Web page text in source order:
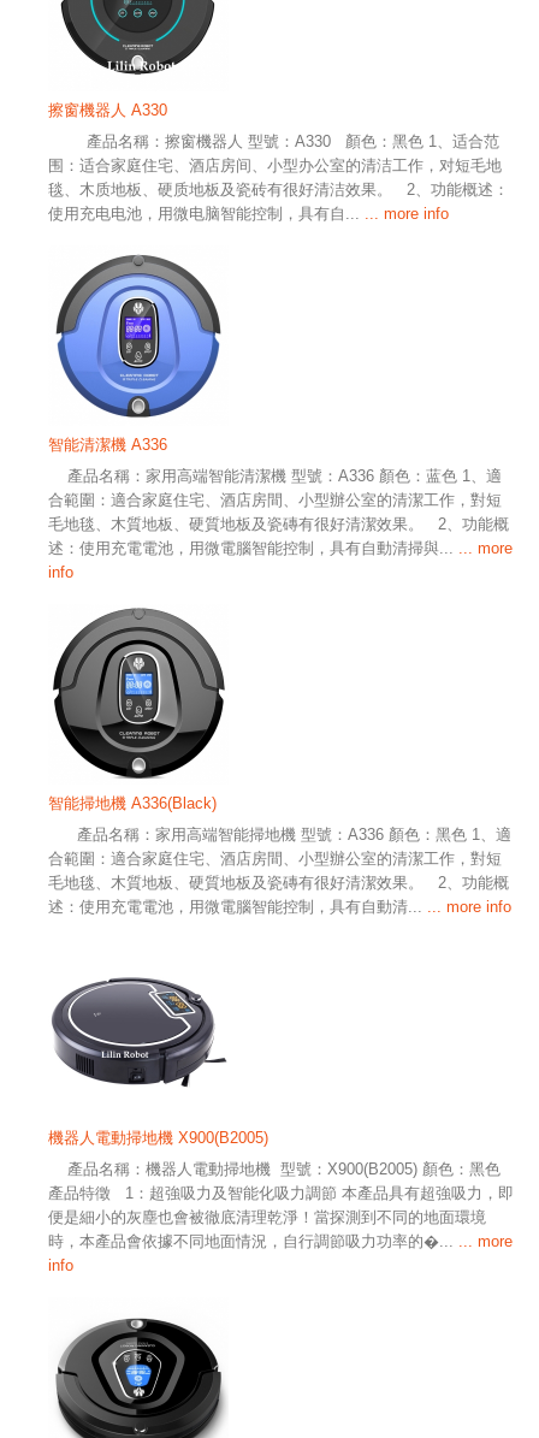
擦窗機器人 A330
產品名稱：擦窗機器人 型號：A330 顏色：黑色 1、适合范
围：适合家庭住宅、酒店房间、小型办公室的清洁工作，对短毛地
毯、木质地板、硬质地板及瓷砖有很好清洁效果。 2、功能概述：
使用充电电池，用微电脑智能控制，具有自...
... more info
智能清潔機 A336
產品名稱：家用高端智能清潔機 型號：A336 顏色：蓝色 1、適
合範圍：適合家庭住宅、酒店房間、小型辦公室的清潔工作，對短
毛地毯、木質地板、硬質地板及瓷磚有很好清潔效果。 2、功能概
述：使用充電電池，用微電腦智能控制，具有自動清掃與...
... more
info
智能掃地機 A336(Black)
產品名稱：家用高端智能掃地機 型號：A336 顏色：黑色 1、適
合範圍：適合家庭住宅、酒店房間、小型辦公室的清潔工作，對短
毛地毯、木質地板、硬質地板及瓷磚有很好清潔效果。 2、功能概
述：使用充電電池，用微電腦智能控制，具有自動清...
... more info
機器人電動掃地機 X900(B2005)
產品名稱：機器人電動掃地機 型號：X900(B2005) 顏色：黑色
產品特徵 1：超強吸力及智能化吸力調節 本產品具有超強吸力，即
便是細小的灰塵也會被徹底清理乾淨！當探測到不同的地面環境
時，本產品會依據不同地面情況，自行調節吸力功率的�...
... more
info